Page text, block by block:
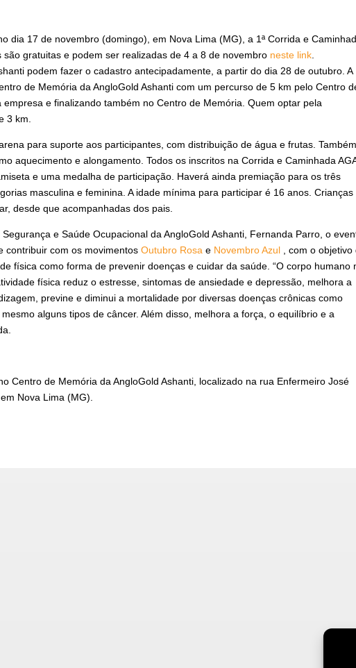
dia 17 de novembro (domingo), em Nova Lima (MG), a 1ª Corrida e
são gratuitas e podem ser realizadas de 4 a 8 de novembro neste link
podem fazer o cadastro antecipadamente, a partir do dia 28 de outubro. A
de Memória da AngloGold Ashanti com um percurso de 5 km pelo Centro
e finalizando também no Centro de Memória. Quem optar pela
3 km.
para suporte aos participantes, com distribuição de água e frutas. Também
aquecimento e alongamento. Todos os inscritos na Corrida e Caminhada
e uma medalha de participação. Haverá ainda premiação para os três
masculina e feminina. A idade mínima para participar é 16 anos. Crianças
desde que acompanhadas dos pais.
e Saúde Ocupacional da AngloGold Ashanti, Fernanda Parro, o
contribuir com os movimentos Outubro Rosa e Novembro Azul
, com o objetivo
física como forma de prevenir doenças e cuidar da saúde. “O corpo humano
física reduz o estresse, sintomas de ansiedade e depressão, melhora a
previne e diminui a mortalidade por diversas doenças crônicas como
alguns tipos de câncer. Além disso, melhora a força, o equilíbrio e a
Centro de Memória da AngloGold Ashanti, localizado na rua Enfermeiro José
Nova Lima (MG).